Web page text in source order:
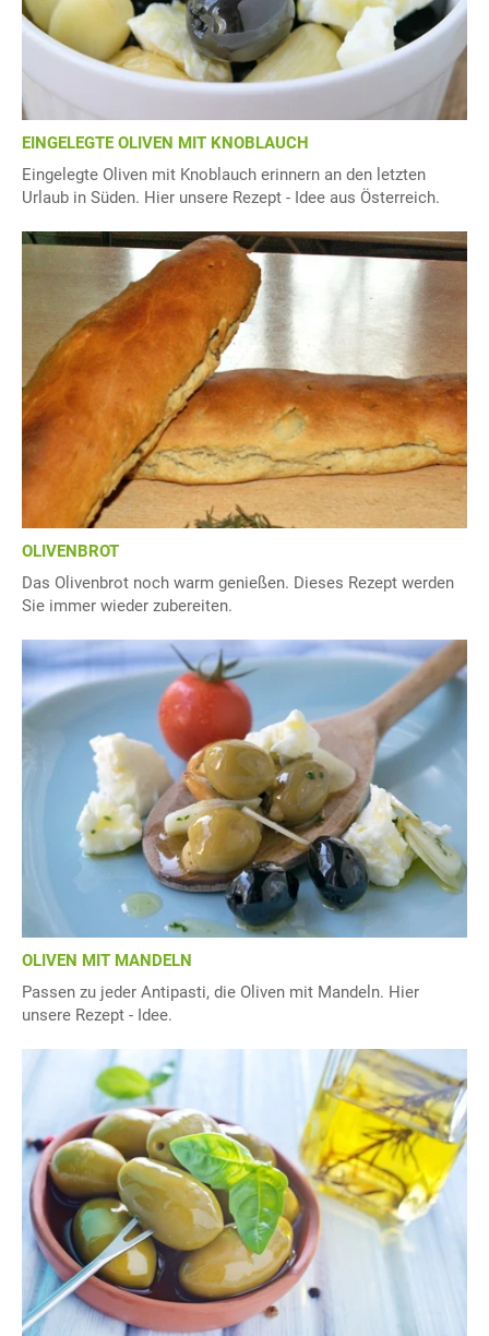
EINGELEGTE OLIVEN MIT KNOBLAUCH
Eingelegte Oliven mit Knoblauch erinnern an den letzten
Urlaub in Süden. Hier unsere Rezept - Idee aus Österreich.
OLIVENBROT
Das Olivenbrot noch warm genießen. Dieses Rezept werden
Sie immer wieder zubereiten.
OLIVEN MIT MANDELN
Passen zu jeder Antipasti, die Oliven mit Mandeln. Hier
unsere Rezept - Idee.